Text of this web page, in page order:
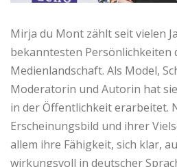
Mirja du Mont zählt seit vielen
bekanntesten Persönlichkeiten
Medienlandschaft. Als Model,
Moderatorin und Autorin hat
in der Öffentlichkeit erarbeitet.
Erscheinungsbild und ihrer
allem ihre Fähigkeit, sich klar,
wirkungsvoll in deutscher